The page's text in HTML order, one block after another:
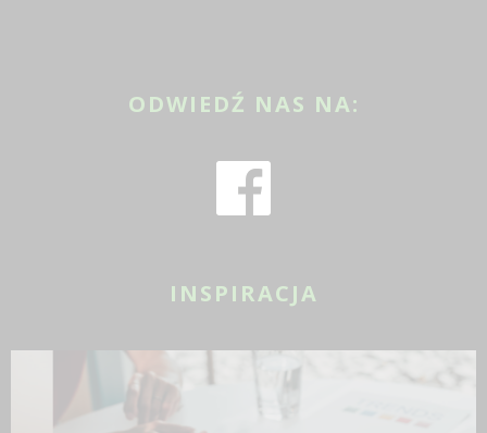
ODWIEDŹ NAS NA:
INSPIRACJA